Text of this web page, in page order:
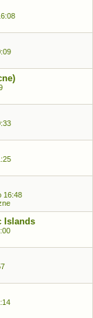
16:48
Islands